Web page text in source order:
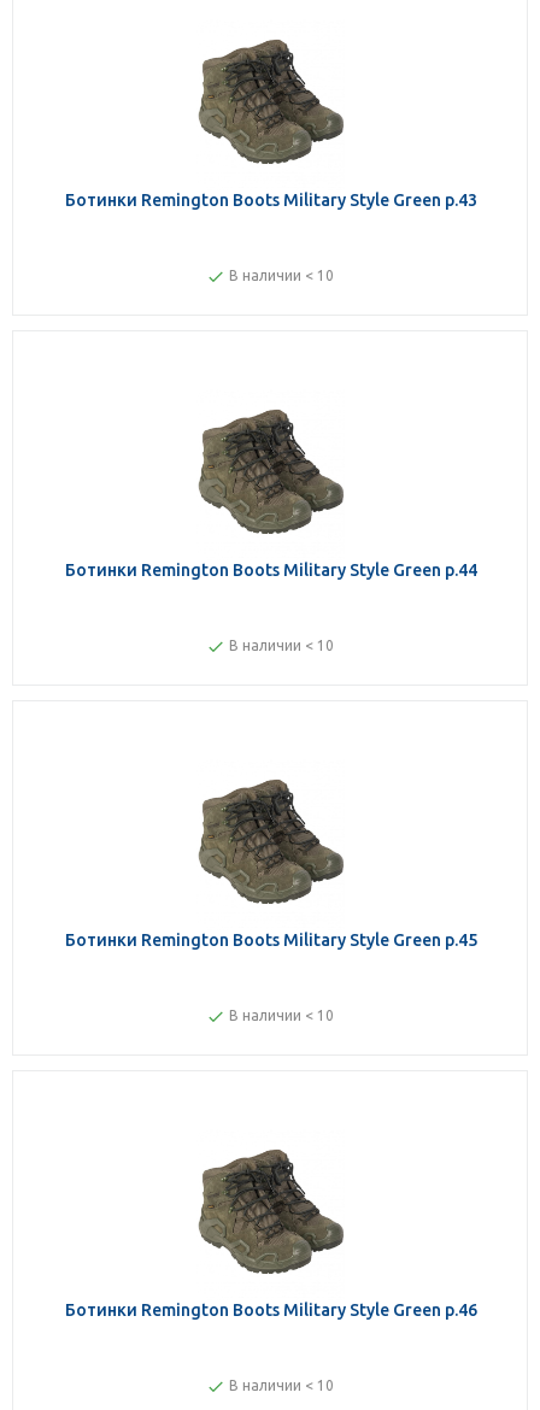
Ботинки Remington Boots Military Style Green р.43
В наличии < 10
Ботинки Remington Boots Military Style Green р.44
В наличии < 10
Ботинки Remington Boots Military Style Green р.45
В наличии < 10
Ботинки Remington Boots Military Style Green р.46
В наличии < 10